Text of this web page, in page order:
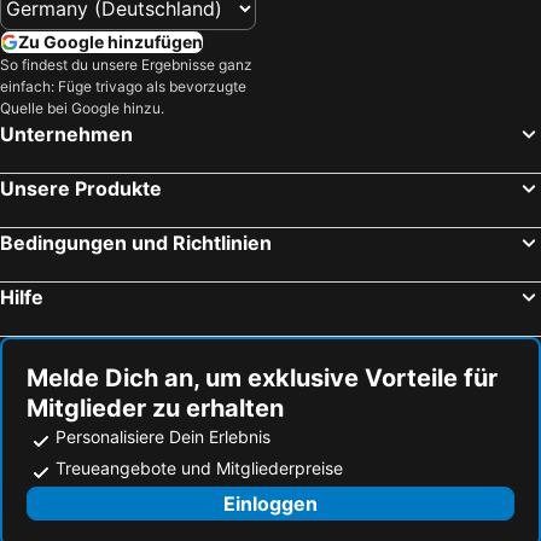
Zu Google hinzufügen
So findest du unsere Ergebnisse ganz
einfach: Füge trivago als bevorzugte
Quelle bei Google hinzu.
Unternehmen
Unsere Produkte
Bedingungen und Richtlinien
Hilfe
Melde Dich an, um exklusive Vorteile für
Mitglieder zu erhalten
Personalisiere Dein Erlebnis
Treueangebote und Mitgliederpreise
Einloggen